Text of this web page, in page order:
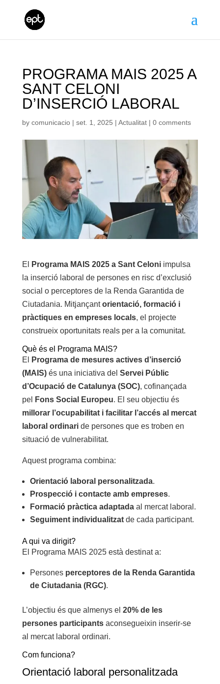
PROGRAMA MAIS 2025 A
SANT CELONI
D’INSERCIÓ LABORAL
by comunicacio| set. 1, 2025 | Actualitat| 0 comments
El Programa MAIS 2025 a Sant Celoniimpulsa
la inserció laboral de persones en risc d’exclusió
social o perceptores de la Renda Garantida de
Ciutadania. Mitjançantorientació, formació i
pràctiques en empreses locals, el projecte
construeix oportunitats reals per a la comunitat.
Què és el Programa MAIS?
El
Programa de mesures actives d’inserció
(MAIS)és una iniciativa del Servei Públic
d’Ocupació de Catalunya (SOC), cofinançada
pel
Fons Social Europeu. El seu objectiu és
millorar l’ocupabilitat i facilitar l’accés al mercat
laboral ordinaride persones que es troben en
situació de vulnerabilitat.
Aquest programa combina:
Orientació laboral personalitzada.
Prospecció i contacte amb empreses.
Formació pràctica adaptadaal mercat laboral.
Seguiment individualitzatde cada participant.
A qui va dirigit?
El Programa MAIS 2025 està destinat a:
Persones perceptores de la Renda Garantida
de Ciutadania (RGC).
L’objectiu és que almenys el 20% de les
persones participantsaconsegueixin inserir-se
al mercat laboral ordinari.
Com funciona?
Orientació laboral personalitzada